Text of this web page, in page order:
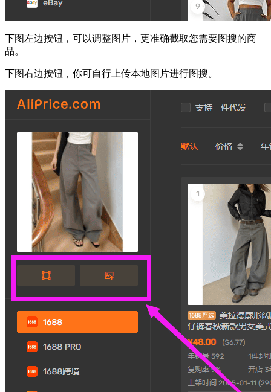
下图左边按钮，可以调整图片，更准确截取您需要图搜的商
品。
下图右边按钮，你可自行上传本地图片进行图搜。